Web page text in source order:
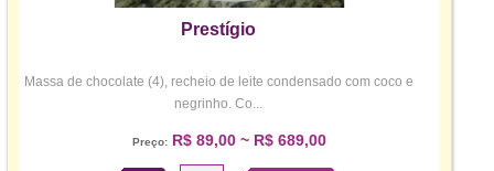
Prestígio
Massa de chocolate (4), recheio de leite condensado com coco e
negrinho. Co...
Preço:R$ 89,00 ~ R$ 689,00